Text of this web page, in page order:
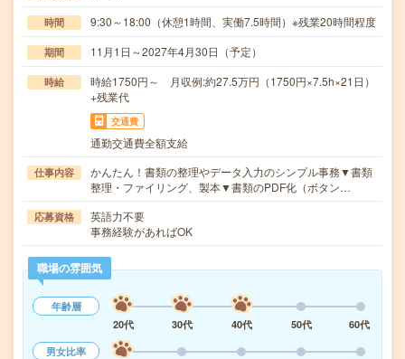
時間 9:30～18:00（休憩1時間、実働7.5時間）※残業20時間程度
期間 11月1日～2027年4月30日（予定）
時給
時給1750円～ 月収例:約27.5万円（1750円×7.5h×21日）
+残業代
交通費
通勤交通費全額支給
仕事内容
かんたん！書類の整理やデータ入力のシンプル事務▼書類
整理・ファイリング、製本▼書類のPDF化（ボタン…
応募資格
英語力不要
事務経験があればOK
職場の雰囲気
年齢層
20代
30代 40代 50代
60代
男女比率